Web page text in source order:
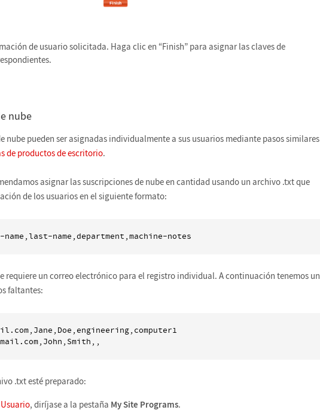
de usuario solicitada. Haga clic en “Finish” para asignar las claves de
nube
nube pueden ser asignadas individualmente a sus usuarios mediante pasos similares
de productos de escritorio.
asignar las suscripciones de nube en cantidad usando un archivo .txt que
de los usuarios en el siguiente formato:
requiere un correo electrónico para el registro individual. A continuación tenemos un
faltantes:
.txt esté preparado:
, diríjase a la pestaña My Site Programs.